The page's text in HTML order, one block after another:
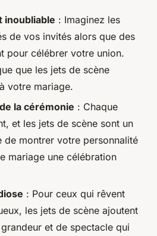
inoubliable : Imaginez les
de vos invités alors que des
pour célébrer votre union.
que les jets de scène
votre mariage.
la cérémonie : Chaque
et les jets de scène sont un
de montrer votre personnalité
mariage une célébration
: Pour ceux qui rêvent
les jets de scène ajoutent
et de spectacle qui